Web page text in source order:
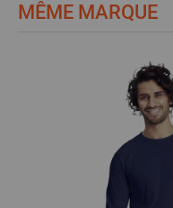
MÊME MARQUE